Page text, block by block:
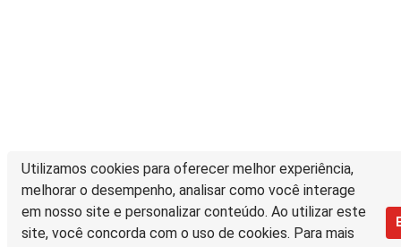
Utilizamos cookies para oferecer melhor experiência,
melhorar o desempenho, analisar como você interage
em nosso site e personalizar conteúdo. Ao utilizar este
site, você concorda com o uso de cookies. Para mais